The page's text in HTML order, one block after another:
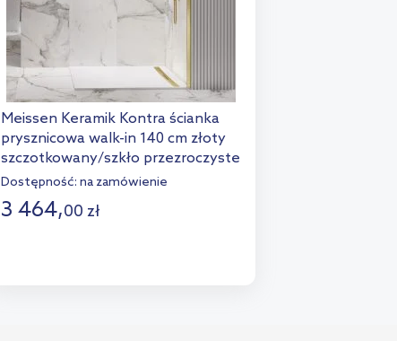
Meissen Keramik Kontra ścianka
prysznicowa walk-in 140 cm złoty
szczotkowany/szkło przezroczyste
S169-012
Dostępność: na zamówienie
3 464,00 zł